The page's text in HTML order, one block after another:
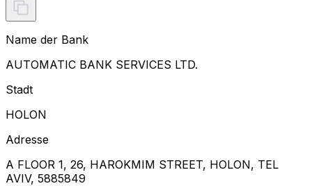
Name der Bank
AUTOMATIC BANK SERVICES LTD.
Stadt
HOLON
Adresse
A FLOOR 1, 26, HAROKMIM STREET, HOLON, TEL
AVIV, 5885849